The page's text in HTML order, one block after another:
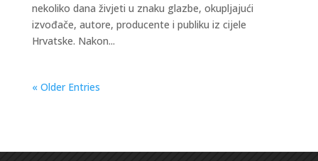
nekoliko dana živjeti u znaku glazbe, okupljajući
izvođače, autore, producente i publiku iz cijele
Hrvatske. Nakon...
« Older Entries